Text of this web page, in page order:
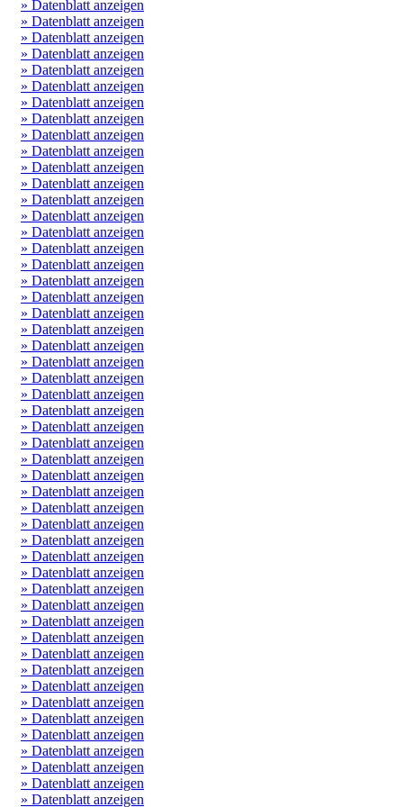
» Datenblatt anzeigen
» Datenblatt anzeigen
» Datenblatt anzeigen
» Datenblatt anzeigen
» Datenblatt anzeigen
» Datenblatt anzeigen
» Datenblatt anzeigen
» Datenblatt anzeigen
» Datenblatt anzeigen
» Datenblatt anzeigen
» Datenblatt anzeigen
» Datenblatt anzeigen
» Datenblatt anzeigen
» Datenblatt anzeigen
» Datenblatt anzeigen
» Datenblatt anzeigen
» Datenblatt anzeigen
» Datenblatt anzeigen
» Datenblatt anzeigen
» Datenblatt anzeigen
» Datenblatt anzeigen
» Datenblatt anzeigen
» Datenblatt anzeigen
» Datenblatt anzeigen
» Datenblatt anzeigen
» Datenblatt anzeigen
» Datenblatt anzeigen
» Datenblatt anzeigen
» Datenblatt anzeigen
» Datenblatt anzeigen
» Datenblatt anzeigen
» Datenblatt anzeigen
» Datenblatt anzeigen
» Datenblatt anzeigen
» Datenblatt anzeigen
» Datenblatt anzeigen
» Datenblatt anzeigen
» Datenblatt anzeigen
» Datenblatt anzeigen
» Datenblatt anzeigen
» Datenblatt anzeigen
» Datenblatt anzeigen
» Datenblatt anzeigen
» Datenblatt anzeigen
» Datenblatt anzeigen
» Datenblatt anzeigen
» Datenblatt anzeigen
» Datenblatt anzeigen
» Datenblatt anzeigen
» Datenblatt anzeigen